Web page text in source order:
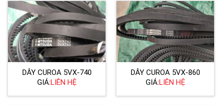
DÂY CUROA 5VX-740
GIÁ:LIÊN HỆ
DÂY CUROA 5VX-860
GIÁ:LIÊN HỆ